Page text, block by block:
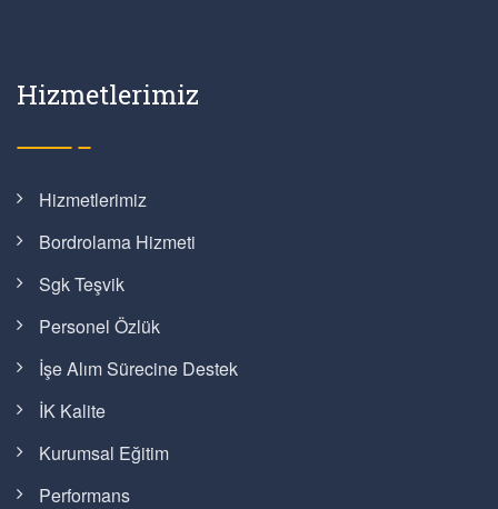
Hizmetlerimiz
Hizmetlerimiz
Bordrolama Hizmeti
Sgk Teşvik
Personel Özlük
İşe Alım Sürecine Destek
İK Kalite
Kurumsal Eğitim
Performans